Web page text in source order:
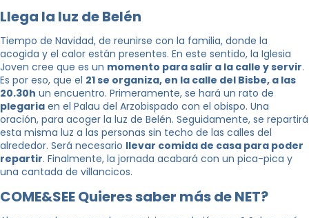
Llega la luz de Belén
Tiempo de Navidad, de reunirse con la familia, donde la
acogida y el calor están presentes. En este sentido, la Iglesia
Joven cree que es un momento para salir a la calle y servir.
Es por eso, que el 21 se organiza, en la calle del Bisbe, a las
20.30h un encuentro. Primeramente, se hará un rato de
plegaria en el Palau del Arzobispado con el obispo. Una
oración, para acoger la luz de Belén. Seguidamente, se repartirá
esta misma luz a las personas sin techo de las calles del
alrededor. Será necesario llevar comida de casa para poder
repartir. Finalmente, la jornada acabará con un pica-pica y
una cantada de villancicos.
COME&SEE Quieres saber más de NET?